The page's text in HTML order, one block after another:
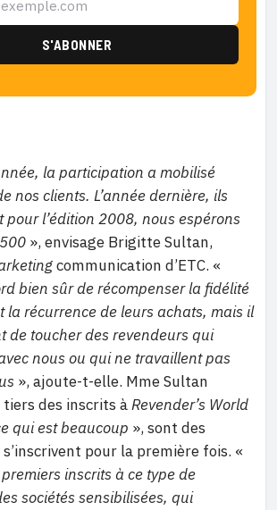
la participation a mobilisé
nos clients. L’année dernière, ils
l’édition 2008, nous espérons
», envisage Brigitte Sultan,
communication d’ETC. «
bien sûr de récompenser la fidélité
la récurrence de leurs achats, mais il
de toucher des revendeurs qui
nous ou qui ne travaillent pas
», ajoute-t-elle. Mme Sultan
tiers des inscrits àRevender’s World
qui est beaucoup », sont des
pour la première fois. «
inscrits à ce type de
sociétés sensibilisées, qui